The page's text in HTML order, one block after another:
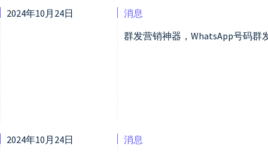
2024年10月24日
消息
群发营销神器，WhatsApp号码群
2024年10月24日
消息